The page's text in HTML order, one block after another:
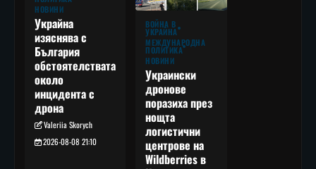
НОВИНИ
Украйна
изяснява с
България
обстоятелствата
около
инцидента с
дрона
Valeriia Skorych
2026-08-08 21:10
ВОЙНА В
УКРАЙНА
МЕЖДУНАРОДНА
ПОЛИТИКА
НОВИНИ
Украински
дронове
поразиха през
нощта
логистични
центрове на
Wildberries в